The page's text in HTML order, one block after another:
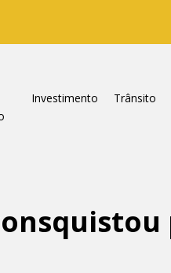
Investimento
Trânsito